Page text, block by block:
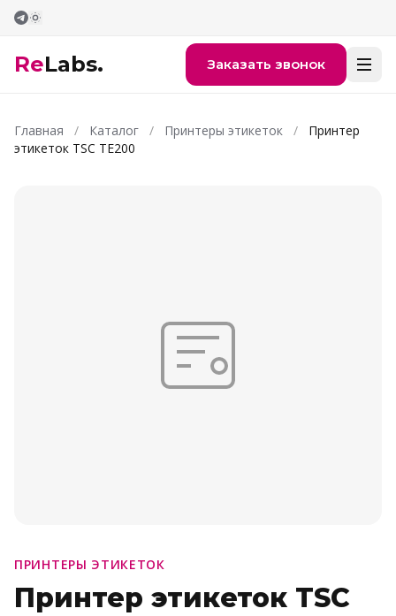
Перейти к содержимому
ReLabs. Заказать звонок
Главная / Каталог / Принтеры этикеток /
Принтер
этикеток TSC TE200
ПРИНТЕРЫ ЭТИКЕТОК
Принтер этикеток TSC